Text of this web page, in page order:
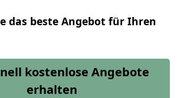
das beste Angebot für Ihren
kostenlose Angebote
erhalten